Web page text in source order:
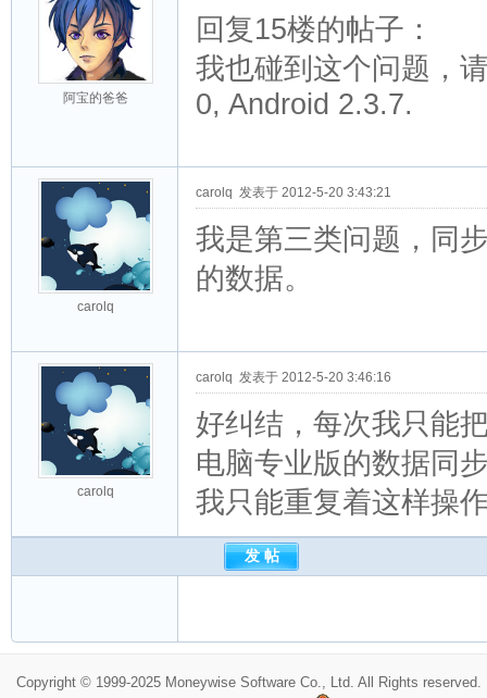
阿宝的爸爸
回复15楼的帖子：
我也碰到这个问题，
0, Android 2.3.7.
carolq
carolq 发表于 2012-5-20 3:43:21
我是第三类问题，同
的数据。
carolq
carolq 发表于 2012-5-20 3:46:16
好纠结，每次我只能
电脑专业版的数据同
我只能重复着这样操
Copyright © 1999-2025 Moneywise Software Co., Ltd. All Rights reserved.